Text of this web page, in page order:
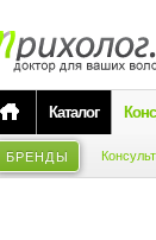
Каталог
БРЕНДЫ